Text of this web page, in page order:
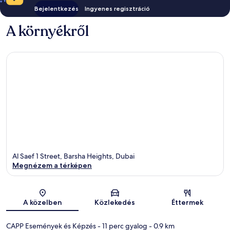
Bejelentkezés Ingyenes regisztráció
A környékről
Térkép
Al Saef 1 Street, Barsha Heights, Dubai
Megnézem a térképen
A közelben Közlekedés Éttermek
CAPP Események és Képzés- 11 perc gyalog - 0.9 km